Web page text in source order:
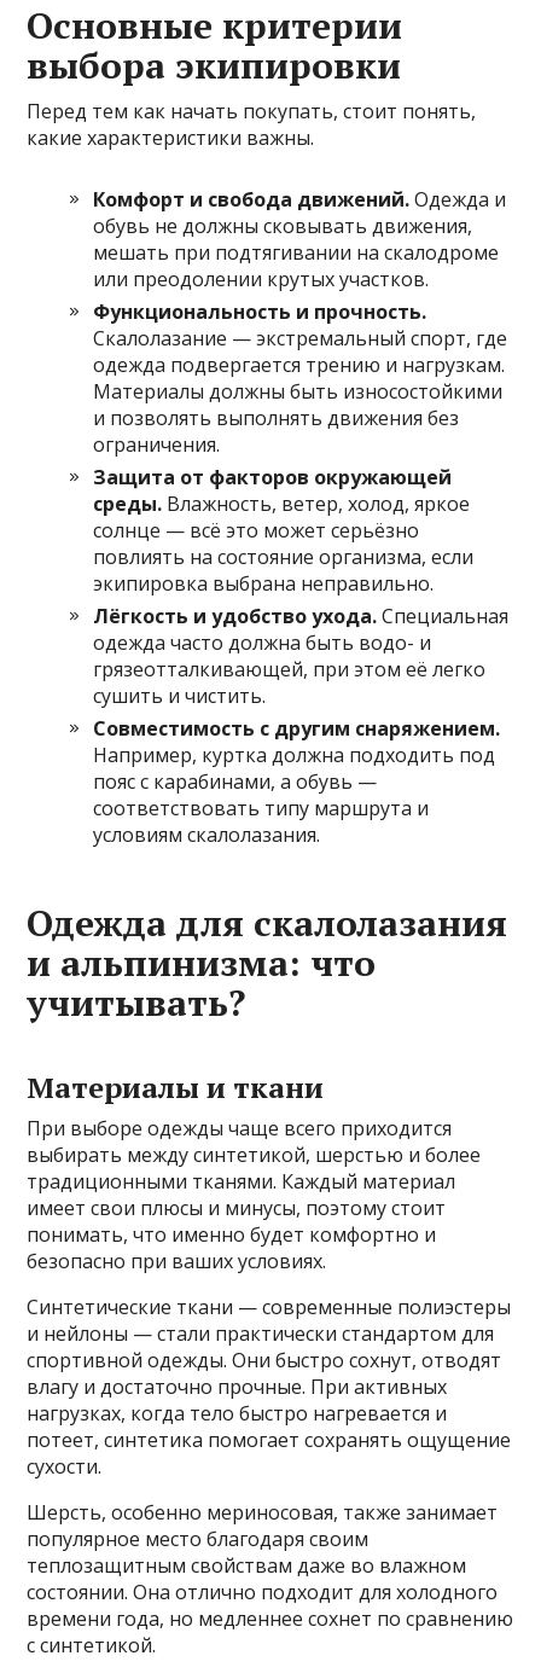
Основные критерии
выбора экипировки
Перед тем как начать покупать, стоит понять,
какие характеристики важны.
Комфорт и свобода движений.Одежда и
обувь не должны сковывать движения,
мешать при подтягивании на скалодроме
или преодолении крутых участков.
Функциональность и прочность.
Скалолазание — экстремальный спорт, где
одежда подвергается трению и нагрузкам.
Материалы должны быть износостойкими
и позволять выполнять движения без
ограничения.
Защита от факторов окружающей
среды. Влажность, ветер, холод, яркое
солнце — всё это может серьёзно
повлиять на состояние организма, если
экипировка выбрана неправильно.
Лёгкость и удобство ухода.Специальная
одежда часто должна быть водо- и
грязеотталкивающей, при этом её легко
сушить и чистить.
Совместимость с другим снаряжением.
Например, куртка должна подходить под
пояс с карабинами, а обувь —
соответствовать типу маршрута и
условиям скалолазания.
Одежда для скалолазания
и альпинизма: что
учитывать?
Материалы и ткани
При выборе одежды чаще всего приходится
выбирать между синтетикой, шерстью и более
традиционными тканями. Каждый материал
имеет свои плюсы и минусы, поэтому стоит
понимать, что именно будет комфортно и
безопасно при ваших условиях.
Синтетические ткани — современные полиэстеры
и нейлоны — стали практически стандартом для
спортивной одежды. Они быстро сохнут, отводят
влагу и достаточно прочные. При активных
нагрузках, когда тело быстро нагревается и
потеет, синтетика помогает сохранять ощущение
сухости.
Шерсть, особенно мериносовая, также занимает
популярное место благодаря своим
теплозащитным свойствам даже во влажном
состоянии. Она отлично подходит для холодного
времени года, но медленнее сохнет по сравнению
с синтетикой.